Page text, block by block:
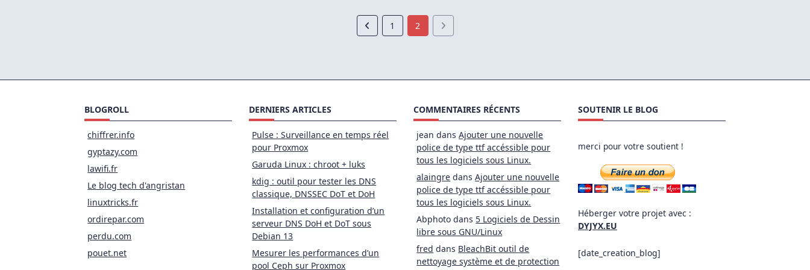
1 2
BLOGROLL
chiffrer.info
gyptazy.com
lawifi.fr
Le blog tech d'angristan
linuxtricks.fr
ordirepar.com
perdu.com
pouet.net
DERNIERS ARTICLES
Pulse : Surveillance en temps réel
pour Proxmox
Garuda Linux : chroot + luks
kdig : outil pour tester les DNS
classique, DNSSEC DoT et DoH
Installation et configuration d’un
serveur DNS DoH et DoT sous
Debian 13
Mesurer les performances d’un
pool Ceph sur Proxmox
COMMENTAIRES RÉCENTS
jean dansAjouter une nouvelle
police de type ttf accéssible pour
tous les logiciels sous Linux.
alaingre dansAjouter une nouvelle
police de type ttf accéssible pour
tous les logiciels sous Linux.
Abphoto dans 5 Logiciels de Dessin
libre sous GNU/Linux
fred dans BleachBit outil de
nettoyage système et de protection
SOUTENIR LE BLOG
merci pour votre soutient !
Héberger votre projet avec :
DYJYX.EU
[date_creation_blog]